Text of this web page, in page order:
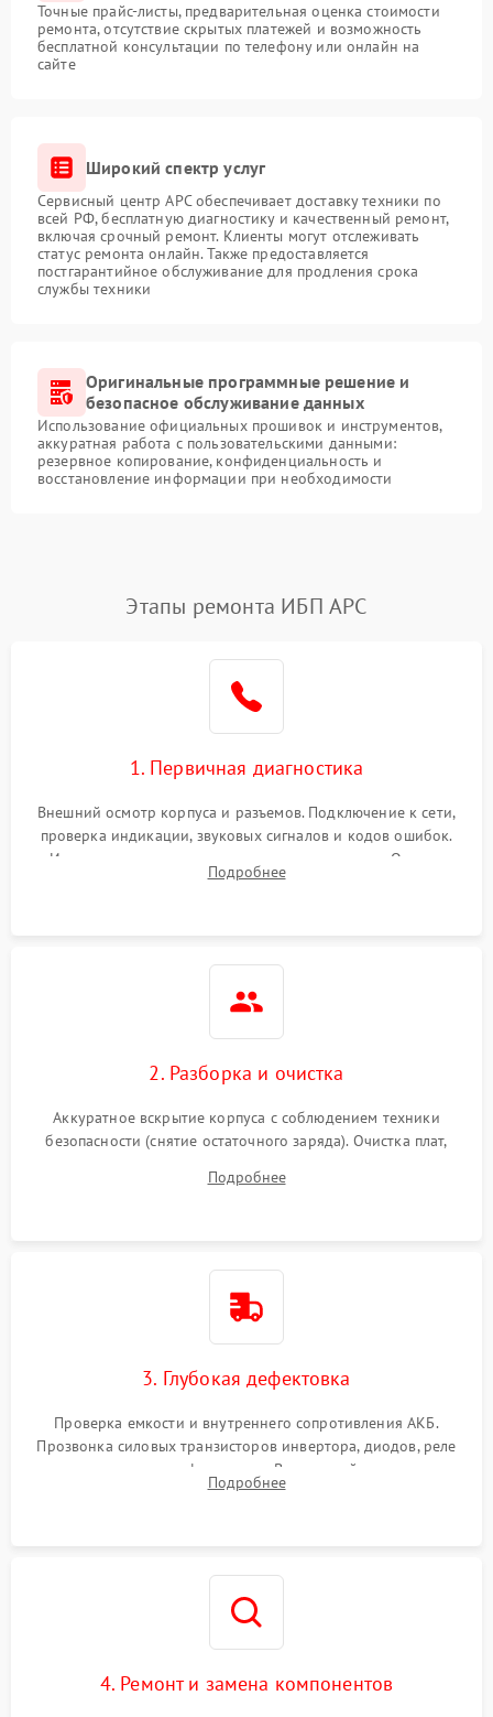
Точные прайс-листы, предварительная оценка стоимости
ремонта, отсутствие скрытых платежей и возможность
бесплатной консультации по телефону или онлайн на
сайте
Широкий спектр услуг
Сервисный центр APC обеспечивает доставку техники по
всей РФ, бесплатную диагностику и качественный ремонт,
включая срочный ремонт. Клиенты могут отслеживать
статус ремонта онлайн. Также предоставляется
постгарантийное обслуживание для продления срока
службы техники
Оригинальные программные решение и
безопасное обслуживание данных
Использование официальных прошивок и инструментов,
аккуратная работа с пользовательскими данными:
резервное копирование, конфиденциальность и
восстановление информации при необходимости
Этапы ремонта ИБП APC
1. Первичная диагностика
Внешний осмотр корпуса и разъемов. Подключение к сети,
проверка индикации, звуковых сигналов и кодов ошибок.
Измерение входного и выходного напряжения. Оценка
реакции ИБП на отключение основного питания без
Подробнее
2. Разборка и очистка
Аккуратное вскрытие корпуса с соблюдением техники
безопасности (снятие остаточного заряда). Очистка плат,
и кистей для предотвращения перегрева и замыканий.
Подробнее
3. Глубокая дефектовка
Проверка емкости и внутреннего сопротивления АКБ.
Прозвонка силовых транзисторов инвертора, диодов, реле
переключения и трансформатора. Визуальный поиск вздутых
конденсаторов и прогаров на печатной плате.
Подробнее
4. Ремонт и замена компонентов